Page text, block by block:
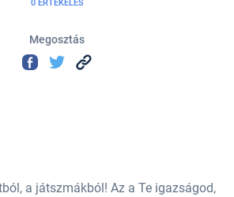
0 ÉRTÉKELÉS
Megosztás
a játszmákból! Az a Te igazságod,